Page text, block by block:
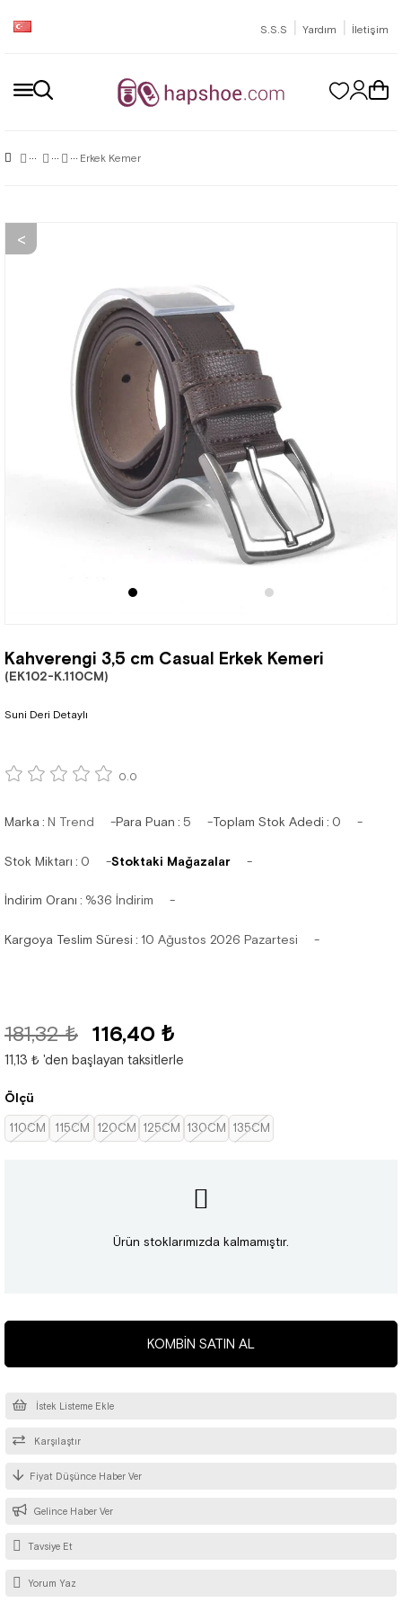
S.S.S | Yardım | İletişim
Erkek Kemer
Kahverengi 3,5 cm Casual Erkek Kemeri
(EK102-K.110CM)
Suni Deri Detaylı
0.0
Marka: N Trend Para Puan : 5 Toplam Stok Adedi : 0
Stok Miktarı : 0 Stoktaki Mağazalar
İndirim Oranı : %36 İndirim
Kargoya Teslim Süresi : 10 Ağustos 2026 Pazartesi
181,32 ₺ 116,40 ₺
11,13 ₺ 'den başlayan taksitlerle
Ölçü
110CM 115CM 120CM 125CM 130CM 135CM
KOMBIN SATIN AL
Ürün stoklarımızda kalmamıştır.
İstek Listeme Ekle
Karşılaştır
Fiyat Düşünce Haber Ver
Gelince Haber Ver
Tavsiye Et
Yorum Yaz